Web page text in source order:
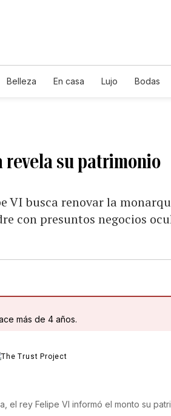
Belleza En casa Lujo Bodas
revela su patrimonio
VI busca renovar la
con presuntos negocios
más de 4 años.
el rey Felipe VI informó el monto su